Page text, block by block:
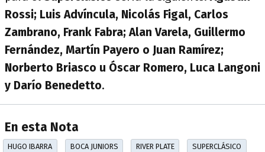
Rossi; Luis Advíncula, Nicolás Figal, Carlos
Zambrano, Frank Fabra; Alan Varela, Guillermo
Fernández, Martín Payero o Juan Ramírez;
Norberto Briasco u Óscar Romero, Luca Langoni
y Darío Benedetto.
En esta Nota
HUGO IBARRA BOCA JUNIORS RIVER PLATE SUPERCLÁSICO